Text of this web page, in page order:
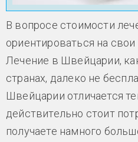
В вопросе стоимости
ориентироваться на
Лечение в Швейцарии,
странах, далеко не
Швейцарии отличается
действительно стоит
получаете намного